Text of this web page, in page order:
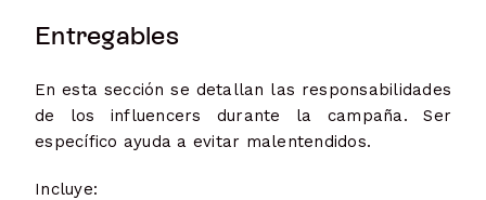
Entregables
En esta sección se detallan las responsabilidades
de los influencers durante la campaña. Ser
específico ayuda a evitar malentendidos.
Incluye: